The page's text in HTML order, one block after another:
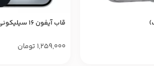
قاب آیفون ۱۶ سیلیکونی (مگ سیف)
1,259,000 تومان